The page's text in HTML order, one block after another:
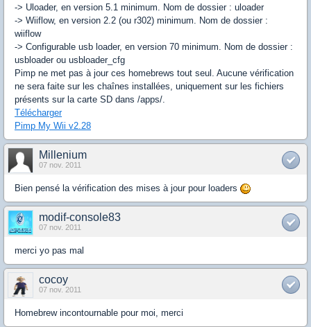
-> Uloader, en version 5.1 minimum. Nom de dossier : uloader
-> Wiiflow, en version 2.2 (ou r302) minimum. Nom de dossier :
wiiflow
-> Configurable usb loader, en version 70 minimum. Nom de dossier :
usbloader ou usbloader_cfg
Pimp ne met pas à jour ces homebrews tout seul. Aucune vérification
ne sera faite sur les chaînes installées, uniquement sur les fichiers
présents sur la carte SD dans /apps/.
Télécharger
Pimp My Wii v2.28
Millenium
07 nov. 2011
Bien pensé la vérification des mises à jour pour loaders
modif-console83
07 nov. 2011
merci yo pas mal
cocoy
07 nov. 2011
Homebrew incontournable pour moi, merci